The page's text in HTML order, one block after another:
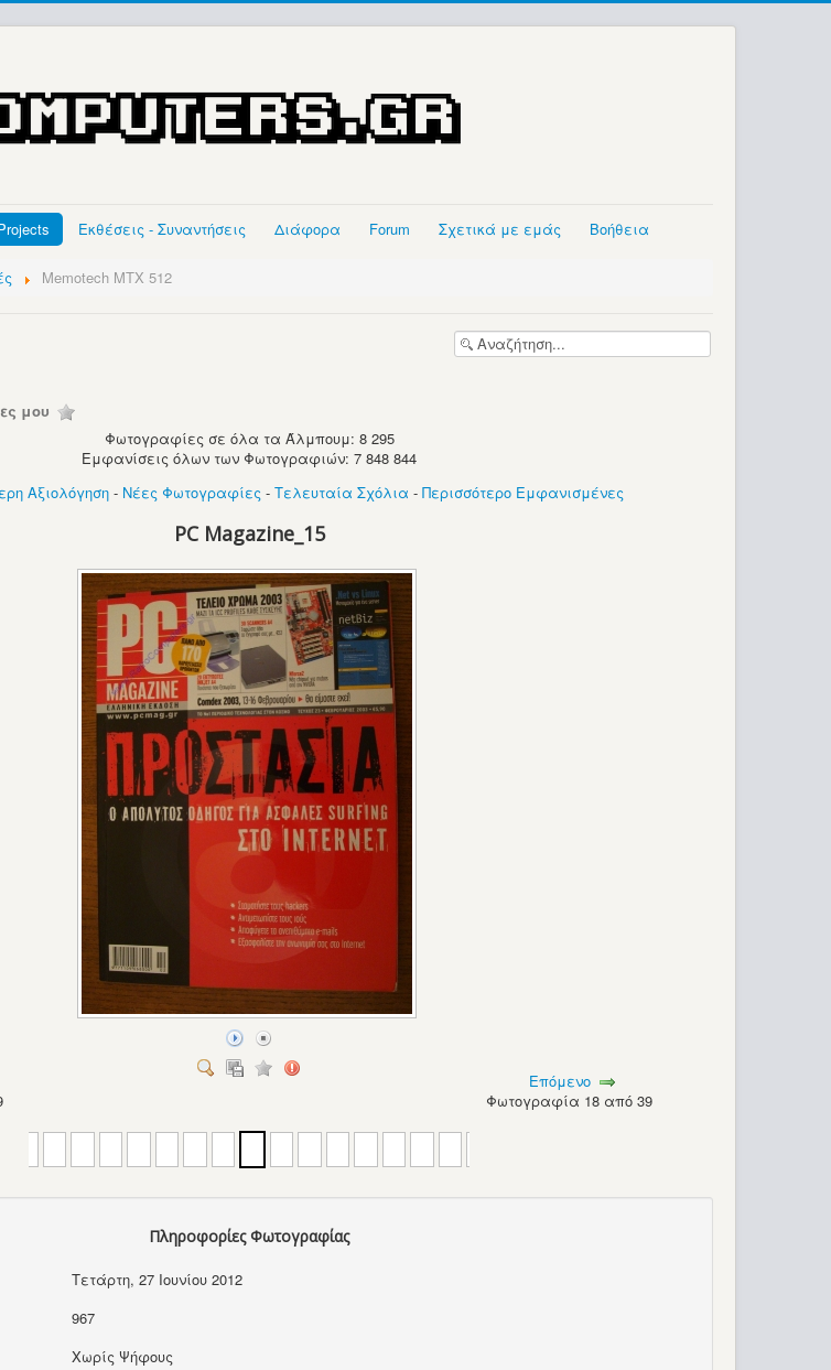
Εκθέσεις - Συναντήσεις Διάφορα Forum Σχετικά με εμάς Βοήθεια
Memotech MTX 512
μου
Φωτογραφίες σε όλα τα Άλμπουμ: 8 295
Εμφανίσεις όλων των Φωτογραφιών: 7 848 844
Αξιολόγηση- Νέες Φωτογραφίες - Τελευταία Σχόλια - Περισσότερο Εμφανισμένες
PC Magazine_15
Επόμενο
Φωτογραφία 18 από 39
Πληροφορίες Φωτογραφίας
Τετάρτη, 27 Ιουνίου 2012
967
Χωρίς Ψήφους